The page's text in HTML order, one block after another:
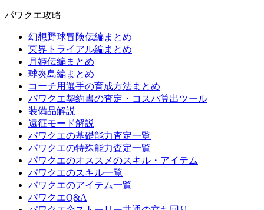
パワクエ攻略
幻想野球冒険伝編まとめ
冥界トライアル編まとめ
月姫伝編まとめ
球炎島編まとめ
コーチ用選手の育成方法まとめ
パワクエ契約書の査定・コスパ算出ツール
装備品解説
遠征モード解説
パワクエの基礎能力査定一覧
パワクエの特殊能力査定一覧
パワクエのオススメのスキル・アイテム
パワクエのスキル一覧
パワクエのアイテム一覧
パワクエQ&A